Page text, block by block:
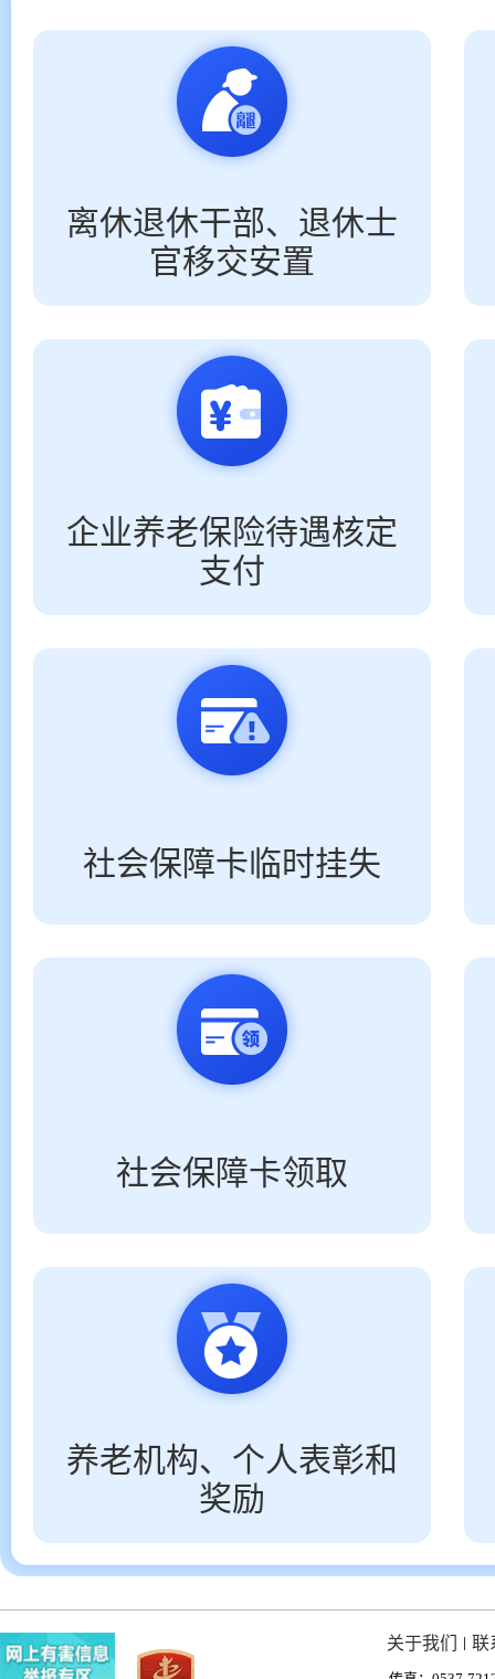
离休退休干部、退休士
官移交安置
企业养老保险待遇核定
支付
社会保障卡临时挂失
社会保障卡领取
养老机构、个人表彰和
奖励
关于我们 联